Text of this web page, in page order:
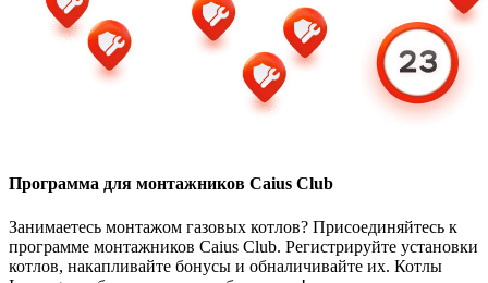
Программа для монтажников Caius Club
Занимаетесь монтажом газовых котлов? Присоединяйтесь к
программе монтажников Caius Club. Регистрируйте установки
котлов, накапливайте бонусы и обналичивайте их. Котлы